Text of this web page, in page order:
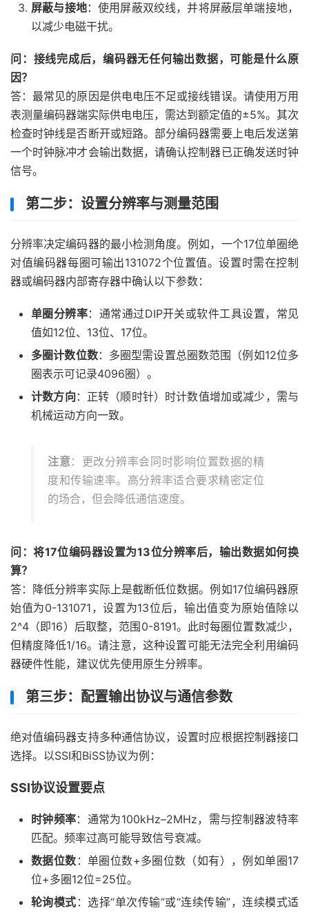
屏蔽与接地：使用屏蔽双绞线，并将屏蔽层单端接地，
以减少电磁干扰。
问：接线完成后，编码器无任何输出数据，可能是什么原
因？
答：最常见的原因是供电电压不足或接线错误。请使用万用
表测量编码器端实际供电电压，需达到额定值的±5%。其次
检查时钟线是否断开或短路。部分编码器需要上电后发送第
一个时钟脉冲才会输出数据，请确认控制器已正确发送时钟
信号。
第二步：设置分辨率与测量范围
分辨率决定编码器的最小检测角度。例如，一个17位单圈绝
对值编码器每圈可输出131072个位置值。设置时需在控制
器或编码器内部寄存器中确认以下参数：
单圈分辨率：通常通过DIP开关或软件工具设置，常见
值如12位、13位、17位。
多圈计数位数：多圈型需设置总圈数范围（例如12位多
圈表示可记录4096圈）。
计数方向：正转（顺时针）时计数值增加或减少，需与
机械运动方向一致。
注意：更改分辨率会同时影响位置数据的精
度和传输速率。高分辨率适合要求精密定位
的场合，但会降低通信速度。
问：将17位编码器设置为13位分辨率后，输出数据如何换
算？
答：降低分辨率实际上是截断低位数据。例如17位编码器原
始值为0-131071，设置为13位后，输出值变为原始值除以
2^4（即16）后取整，范围0-8191。此时每圈位置数减少，
但精度降低1/16。请注意，这种设置可能无法完全利用编码
器硬件性能，建议优先使用原生分辨率。
第三步：配置输出协议与通信参数
绝对值编码器支持多种通信协议，设置时应根据控制器接口
选择。以SSI和BiSS协议为例：
SSI协议设置要点
时钟频率：通常为100kHz–2MHz，需与控制器波特率
匹配。频率过高可能导致信号衰减。
数据位数 ：单圈位数+多圈位数（如有），例如单圈17
位+多圈12位=25位。
轮询模式 ：选择“单次传输”或“连续传输”，连续模式适